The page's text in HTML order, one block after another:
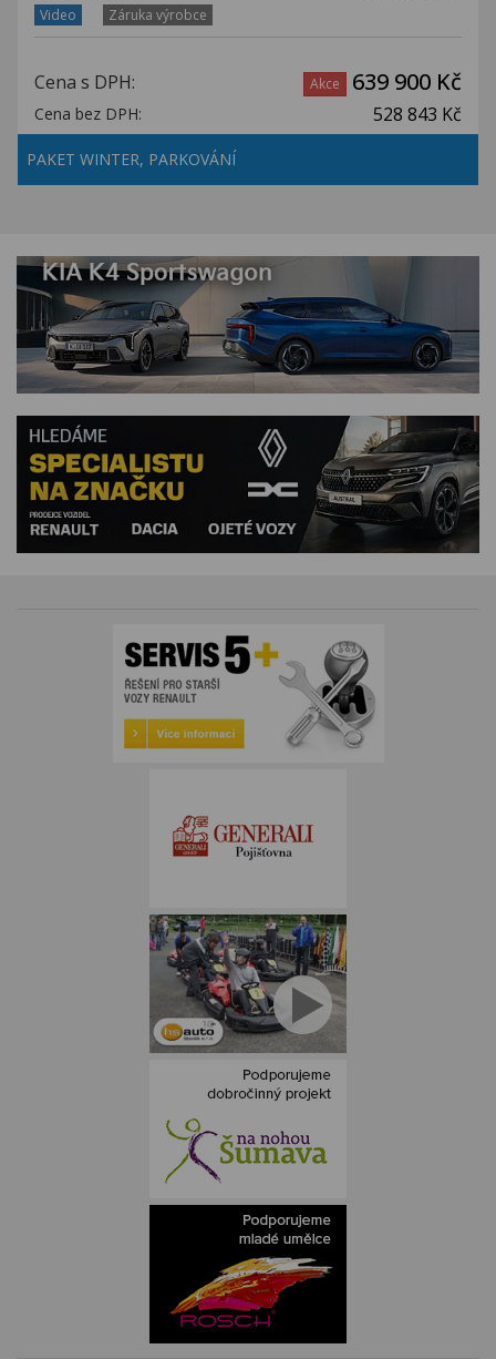
Video Záruka výrobce
Cena s DPH: Akce 639 900 Kč
Cena bez DPH: 528 843 Kč
PAKET WINTER, PARKOVÁNÍ